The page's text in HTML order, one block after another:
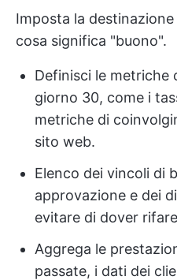
Imposta la
cosa significa "buono".
Definisci le metriche
giorno 30, come i
metriche di
sito web.
Elenco dei vincoli di
approvazione e dei
evitare di dover
Aggrega le
passate, i dati dei